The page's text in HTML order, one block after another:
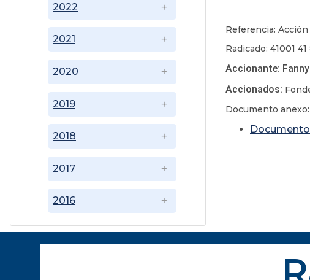
2016
2017
2018
2019
2020
2021
2022
Referencia:
Radicado: 41001
Accionante:
Accionados:
Documento anexo: